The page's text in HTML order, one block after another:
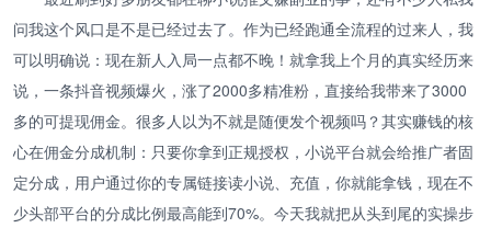
问我这个风口是不是已经过去了。作为已经跑通全流程的过来人，我
可以明确说：现在新人入局一点都不晚！就拿我上个月的真实经历来
说，一条抖音视频爆火，涨了2000多精准粉，直接给我带来了3000
多的可提现佣金。很多人以为不就是随便发个视频吗？其实赚钱的核
心在佣金分成机制：只要你拿到正规授权，小说平台就会给推广者固
定分成，用户通过你的专属链接读小说、充值，你就能拿钱，现在不
少头部平台的分成比例最高能到70%。今天我就把从头到尾的实操步